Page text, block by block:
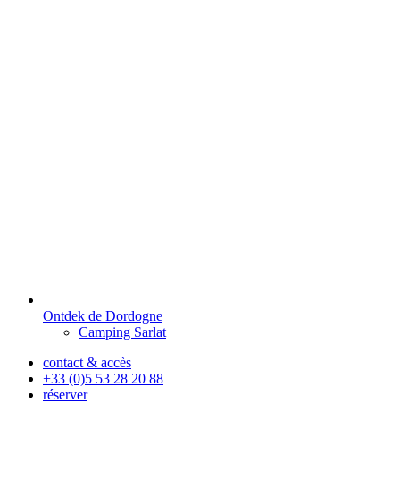
Ontdek de Dordogne
Camping Sarlat
contact & accès
+33 (0)5 53 28 20 88
réserver